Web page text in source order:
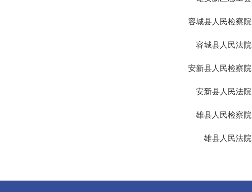
容城县人民检察院
容城县人民法院
安新县人民检察院
安新县人民法院
雄县人民检察院
雄县人民法院